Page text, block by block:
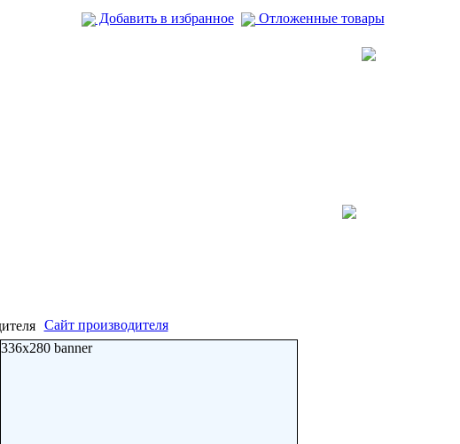
Добавить в избранное Отложенные товары
Сайт производителя
336x280 banner